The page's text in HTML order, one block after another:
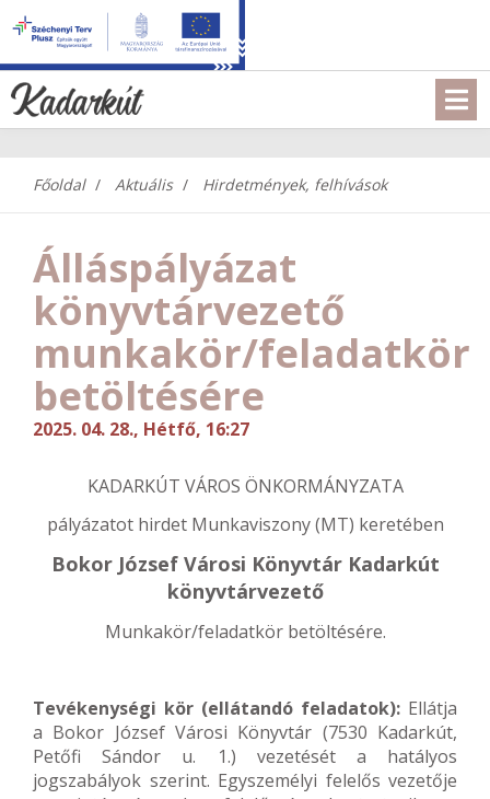
Főoldal Aktuális Hirdetmények, felhívások
Álláspályázat
könyvtárvezető
munkakör/feladatkör
betöltésére
2025. 04. 28., Hétfő, 16:27
KADARKÚT VÁROS ÖNKORMÁNYZATA
pályázatot hirdet Munkaviszony (MT) keretében
Bokor József Városi Könyvtár Kadarkút
könyvtárvezető
Munkakör/feladatkör betöltésére.
Tevékenységi kör (ellátandó feladatok): Ellátja
a Bokor József Városi Könyvtár (7530 Kadarkút,
Petőfi Sándor u. 1.) vezetését a hatályos
jogszabályok szerint. Egyszemélyi felelős vezetője